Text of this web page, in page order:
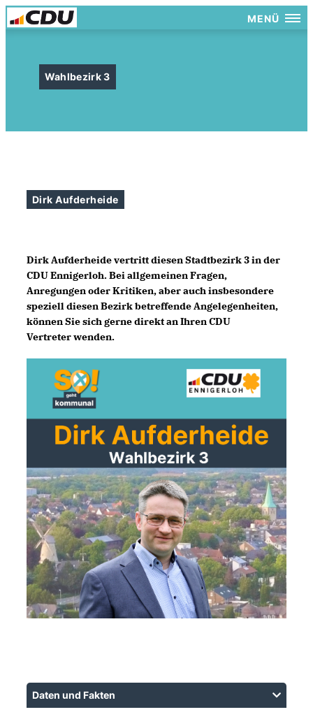
MENÜ
Wahlbezirk 3
Dirk Aufderheide
Dirk Aufderheidevertritt diesenStadtbezirk 3in der
CDU Ennigerloh. Bei allgemeinen Fragen,
Anregungen oder Kritiken, aber auch insbesondere
speziell diesen Bezirk betreffende Angelegenheiten,
können Sie sich gerne direkt an Ihren CDU
Vertreter wenden.
Daten und Fakten